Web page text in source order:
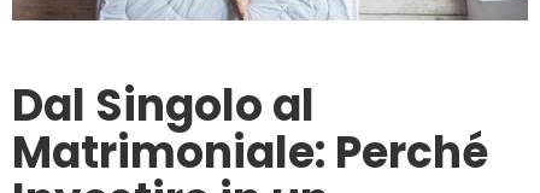
Dal Singolo al
Matrimoniale: Perché